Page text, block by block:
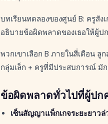
บทเรียนทดลองของศูนย์ B: ครูสั
อธิบายข้อผิดพลาดของเธอให้ผู้ป
พวกเขาเลือก B ภายในสี่เดือน
กลุ่มเล็ก + ครูที่มีประสบการณ์ มั
ข้อผิดพลาดทั่วไปที่ผู้ปก
เซ็นสัญญาแพ็กเกจระยะยาวล่